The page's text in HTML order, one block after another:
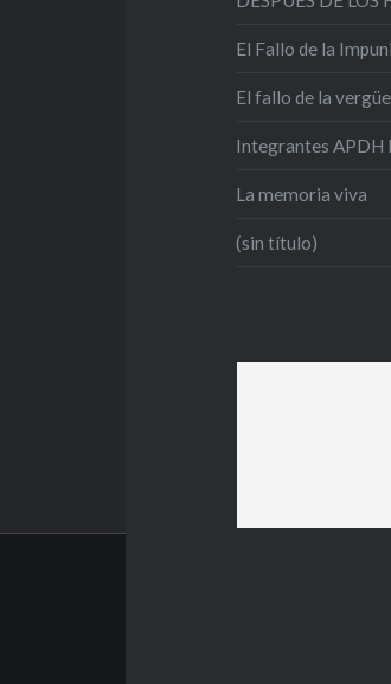
El Fallo de la
El fallo de la
Integrantes APDH
La memoria viva
(sin título)